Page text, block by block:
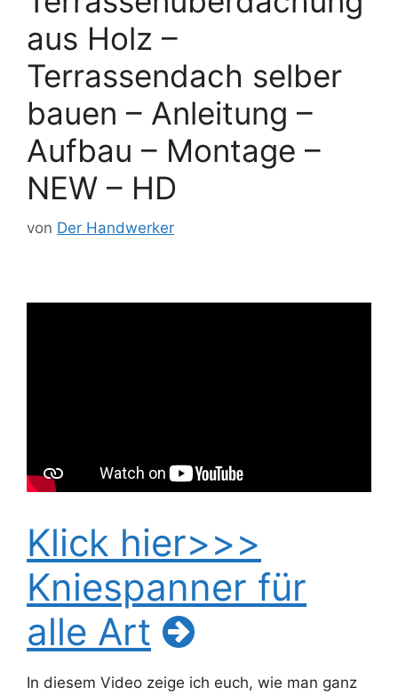
aus Holz –
Terrassendach selber
bauen – Anleitung –
Aufbau – Montage –
NEW – HD
von Der Handwerker
Klick hier>>>
Kniespanner für
alle Art
In diesem Video zeige ich euch, wie man ganz